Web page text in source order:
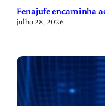
Fenajufe encaminha
julho 28, 2026